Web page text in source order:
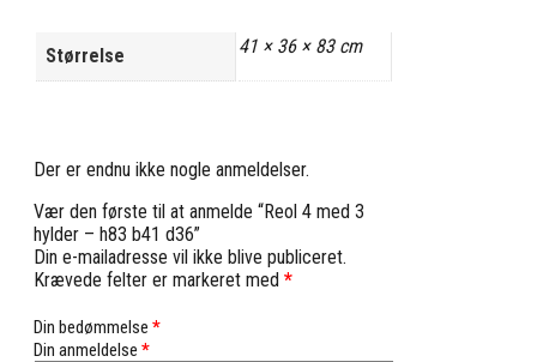
Størrelse 41 × 36 × 83 cm
Der er endnu ikke nogle anmeldelser.
Vær den første til at anmelde “Reol 4 med 3
hylder – h83 b41 d36”
Din e-mailadresse vil ikke blive publiceret.
Krævede felter er markeret med *
Din bedømmelse *
Din anmeldelse *